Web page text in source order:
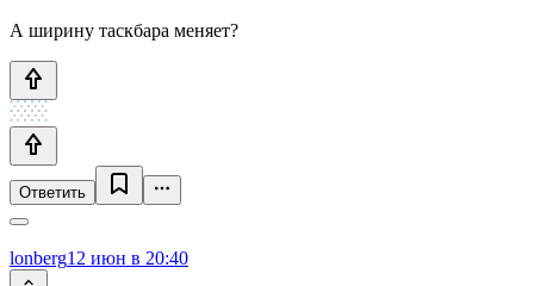
А ширину таскбара меняет?
Ответить
lonberg12 июн в 20:40